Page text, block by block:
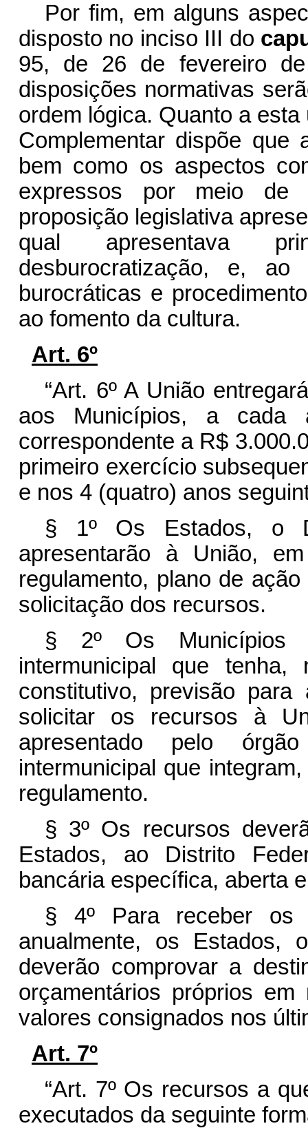
Por fim, em alguns
disposto no inciso III do
95, de 26 de fevereiro
disposições normativas
ordem lógica. Quanto a
Complementar dispõe
bem como os aspectos
expressos por meio de
proposição legislativa
qual apresentava
desburocratização, e,
burocráticas e
ao fomento da cultura.
Art. 6º
“Art. 6º A União
aos Municípios, a cada
correspondente a R$
primeiro exercício
e nos 4 (quatro) anos
§ 1º Os Estados, o
apresentarão à União,
regulamento, plano de
solicitação dos recursos.
§ 2º Os Municípios
intermunicipal que tenha,
constitutivo, previsão
solicitar os recursos à
apresentado pelo
intermunicipal que
regulamento.
§ 3º Os recursos
Estados, ao Distrito
bancária específica, aberta
§ 4º Para receber os
anualmente, os Estados,
deverão comprovar a
orçamentários próprios
valores consignados nos
Art. 7º
“Art. 7º Os recursos a
executados da seguinte